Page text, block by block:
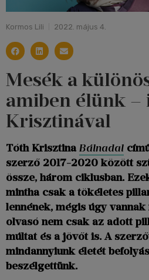
Kormos Lili 2022. május 4.
Mesék a
amiben élünk –
Krisztinával
Tóth KrisztinaBálnadal
szerző 2017-2020 között
össze, három ciklusban.
mintha csak a tökéletes
lennének, mégis úgy
olvasó nem csak az adott
múltat és a jövőt is. A
mindannyiunk életét
beszélgettünk.